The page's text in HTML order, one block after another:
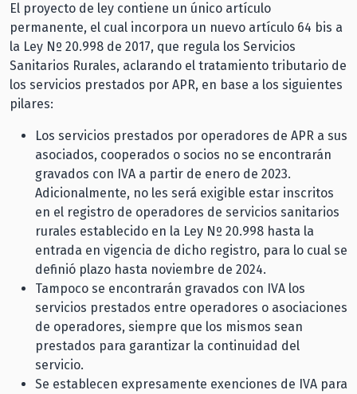
El proyecto de ley contiene un único artículo
permanente, el cual incorpora un nuevo artículo 64 bis a
la Ley Nº 20.998 de 2017, que regula los Servicios
Sanitarios Rurales, aclarando el tratamiento tributario de
los servicios prestados por APR, en base a los siguientes
pilares:
Los servicios prestados por operadores de APR a sus
asociados, cooperados o socios no se encontrarán
gravados con IVA a partir de enero de 2023.
Adicionalmente, no les será exigible estar inscritos
en el registro de operadores de servicios sanitarios
rurales establecido en la Ley Nº 20.998 hasta la
entrada en vigencia de dicho registro, para lo cual se
definió plazo hasta noviembre de 2024.
Tampoco se encontrarán gravados con IVA los
servicios prestados entre operadores o asociaciones
de operadores, siempre que los mismos sean
prestados para garantizar la continuidad del
servicio.
Se establecen expresamente exenciones de IVA para